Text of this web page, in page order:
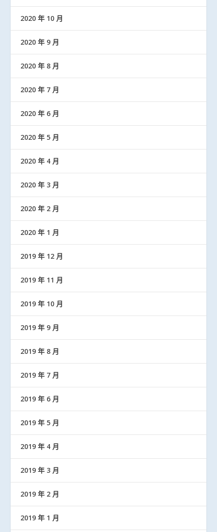
2020 年 10 月
2020 年 9 月
2020 年 8 月
2020 年 7 月
2020 年 6 月
2020 年 5 月
2020 年 4 月
2020 年 3 月
2020 年 2 月
2020 年 1 月
2019 年 12 月
2019 年 11 月
2019 年 10 月
2019 年 9 月
2019 年 8 月
2019 年 7 月
2019 年 6 月
2019 年 5 月
2019 年 4 月
2019 年 3 月
2019 年 2 月
2019 年 1 月